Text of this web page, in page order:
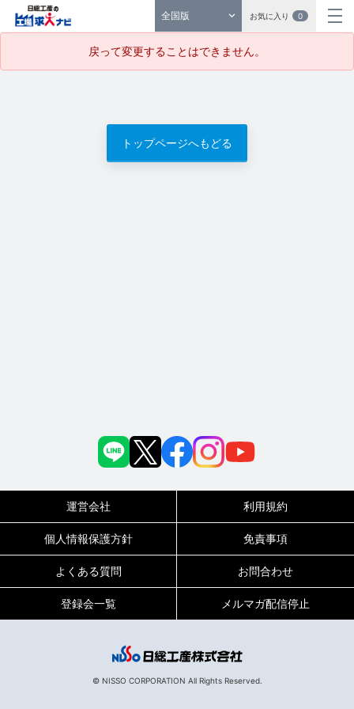
全国版 お気に入り 0
戻って変更することはできません。
トップページへもどる
運営会社 利用規約
個人情報保護方針 免責事項
よくある質問 お問合わせ
登録会一覧 メルマガ配信停止
© NISSO CORPORATION All Rights Reserved.